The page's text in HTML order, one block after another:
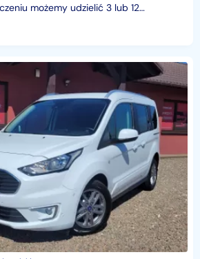
możemy udzielić 3 lub 12
w formie pisemnej.Zapraszamy